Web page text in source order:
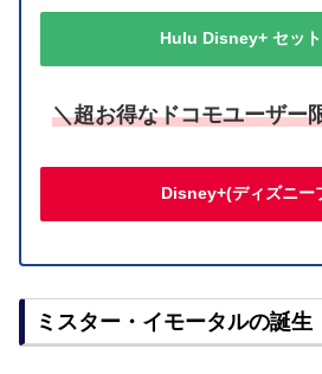
Hulu Disney+ セッ
＼超お得なドコモユーザー
Disney+(ディズニー
ミスター・イモータルの誕生